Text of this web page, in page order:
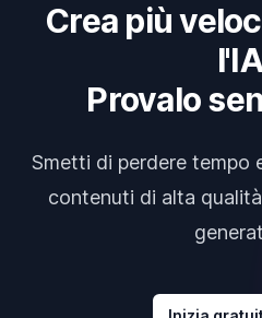
Crea più
Provalo
Smetti di perdere tempo
contenuti di alta